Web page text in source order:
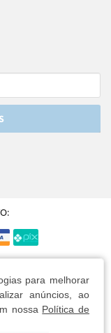
para melhorar
anúncios, ao
nossa Política de